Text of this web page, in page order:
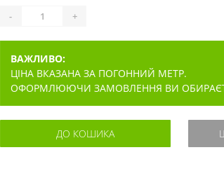
- +
ВАЖЛИВО:
ЦІНА ВКАЗАНА ЗА ПОГОННИЙ МЕТР.
ОФОРМЛЮЮЧИ ЗАМОВЛЕННЯ ВИ ОБИРАЄТЕ
ДО КОШИКА